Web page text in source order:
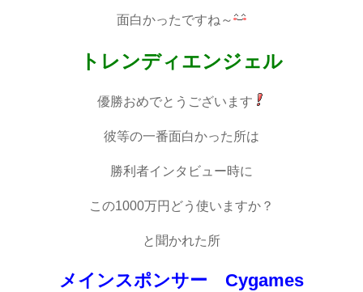
面白かったですね～
トレンディエンジェル
優勝おめでとうございます
彼等の一番面白かった所は
勝利者インタビュー時に
この1000万円どう使いますか？
と聞かれた所
メインスポンサー Cygames